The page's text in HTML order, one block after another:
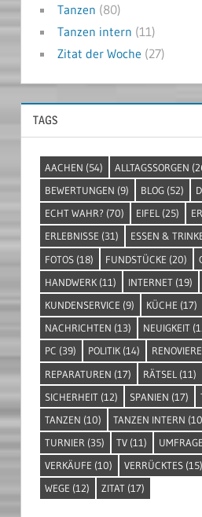
Tanzen (80)
Tanzen intern (11)
Zitat der Woche (27)
TAGS
AACHEN (54) ALLTAGSSORGEN
BEWERTUNGEN (9) BLOG (52)
ECHT WAHR? (70) EIFEL (25)
ERLEBNISSE (31) ESSEN &
FOTOS (18) FUNDSTÜCKE (20)
HANDWERK (11) INTERNET (19)
KUNDENSERVICE (9) KÜCHE (17)
NACHRICHTEN (13) NEUIGKEIT
PC (39) POLITIK (14)
REPARATUREN (17) RÄTSEL (11)
SICHERHEIT (12) SPANIEN (17)
TANZEN (10) TANZEN INTERN
TURNIER (35) TV (11) UMFRAGE
VERKÄUFE (10) VERRÜCKTES (15)
WEGE (12) ZITAT (17)